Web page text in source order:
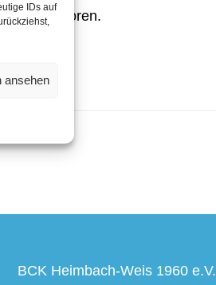
IDs auf
ansehen
verloren.
BCK Heimbach-Weis 1960 e.V.